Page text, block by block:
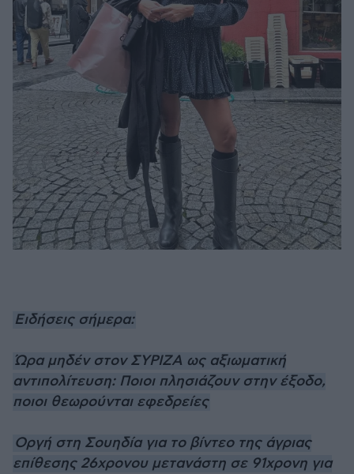
Ειδήσεις σήμερα:
Ώρα μηδέν στον ΣΥΡΙΖΑ ως αξιωματική
αντιπολίτευση: Ποιοι πλησιάζουν στην έξοδο,
ποιοι θεωρούνται εφεδρείες
Οργή στη Σουηδία για το βίντεο της άγριας
επίθεσης 26χρονου μετανάστη σε 91χρονη για